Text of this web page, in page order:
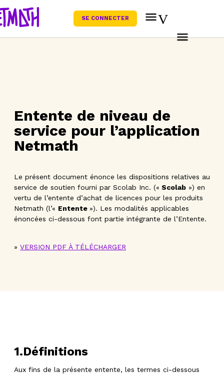
SE CONNECTER
Entente de niveau de
service pour l’application
Netmath
Le présent document énonce les dispositions relatives au
service de soutien fourni par Scolab Inc. (« Scolab ») en
vertu de l’entente d’achat de licences pour les produits
Netmath (l’« Entente »). Les modalités applicables
énoncées ci-dessous font partie intégrante de l’Entente.
» VERSION PDF À TÉLÉCHARGER
1.Définitions
Aux fins de la présente entente, les termes ci-dessous